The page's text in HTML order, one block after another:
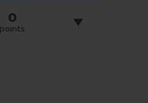
0
points